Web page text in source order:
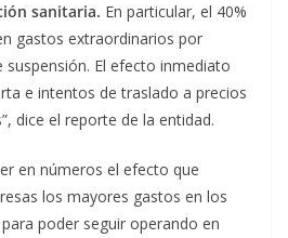
sanitaria. En particular, el 40%
gastos extraordinarios por
suspensión. El efecto inmediato
e intentos de traslado a precios
dice el reporte de la entidad.
en números el efecto que
los mayores gastos en los
poder seguir operando en